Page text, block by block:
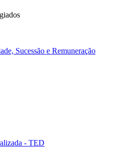
Sucessão e Remuneração
- TED